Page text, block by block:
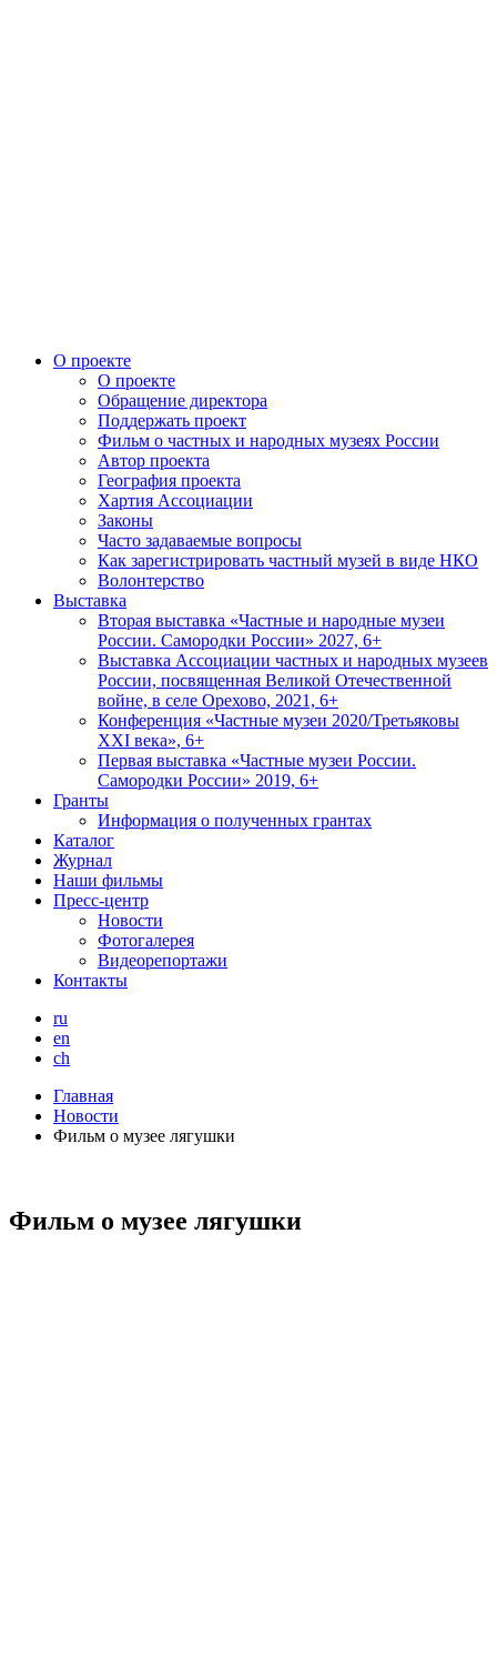
О проекте
О проекте
Обращение директора
Поддержать проект
Фильм о частных и народных музеях России
Автор проекта
География проекта
Хартия Ассоциации
Законы
Часто задаваемые вопросы
Как зарегистрировать частный музей в виде НКО
Волонтерство
Выставка
Вторая выставка «Частные и народные музеи
России. Самородки России» 2027, 6+
Выставка Ассоциации частных и народных музеев
России, посвященная Великой Отечественной
войне, в селе Орехово, 2021, 6+
Конференция «Частные музеи 2020/Третьяковы
XXI века», 6+
Первая выставка «Частные музеи России.
Самородки России» 2019, 6+
Гранты
Информация о полученных грантах
Каталог
Журнал
Наши фильмы
Пресс-центр
Новости
Фотогалерея
Видеорепортажи
Контакты
ru
en
ch
Главная
Новости
Фильм о музее лягушки
Фильм о музее лягушки